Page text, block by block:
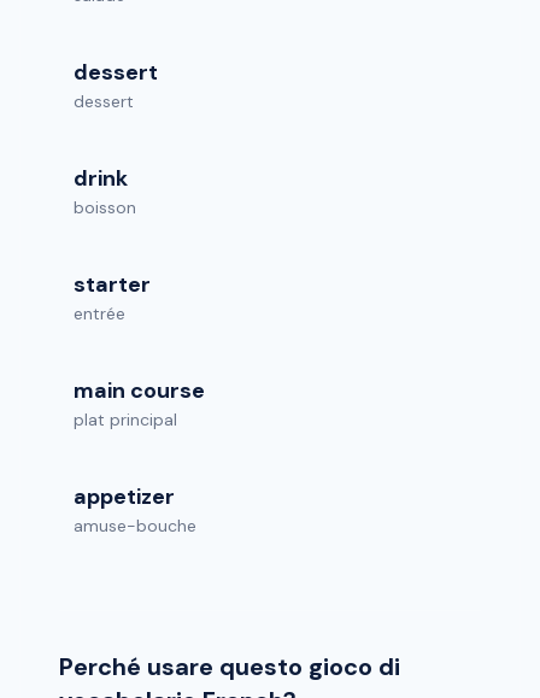
dessert
dessert
drink
boisson
starter
entrée
main course
plat principal
appetizer
amuse-bouche
Perché usare questo gioco di